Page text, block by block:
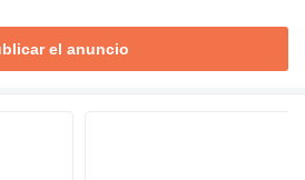
el anuncio